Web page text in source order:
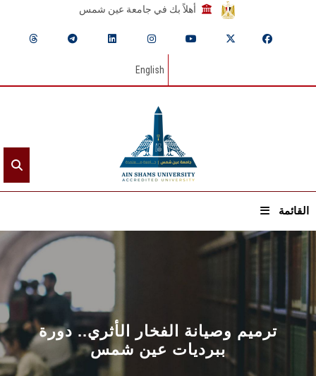
أهلاً بك في جامعة عين شمس
English
القائمة
الرئيسيـة
عن الجامعة
القطاعـات
الشئون الأكاديمية
ترميم وصيانة الفخار الأثري.. دورة
ببرديات عين شمس